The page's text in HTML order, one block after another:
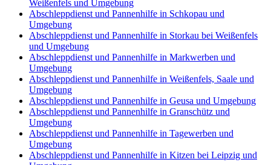
Weißenfels und Umgebung
Abschleppdienst und Pannenhilfe in Schkopau und
Umgebung
Abschleppdienst und Pannenhilfe in Storkau bei Weißenfels
und Umgebung
Abschleppdienst und Pannenhilfe in Markwerben und
Umgebung
Abschleppdienst und Pannenhilfe in Weißenfels, Saale und
Umgebung
Abschleppdienst und Pannenhilfe in Geusa und Umgebung
Abschleppdienst und Pannenhilfe in Granschütz und
Umgebung
Abschleppdienst und Pannenhilfe in Tagewerben und
Umgebung
Abschleppdienst und Pannenhilfe in Kitzen bei Leipzig und